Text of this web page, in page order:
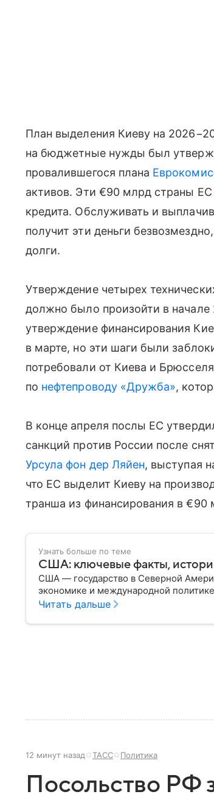
План выделения Киеву на
на бюджетные нужды был
провалившегося плана
активов. Эти €90 млрд страны
кредита. Обслуживать и
получит эти деньги
долги.
Утверждение четырех
должно было произойти в начале
утверждение финансирования
в марте, но эти шаги были
потребовали от Киева и
по нефтепроводу «Дружба»,
В конце апреля послы ЕС
санкций против России после
Урсула фон дер Ляйен, выступая
что ЕС выделит Киеву на
транша из финансирования в €90
Узнать больше по теме
США: ключевые факты,
США — государство в Северной
экономике и международной
Читать дальше
12 минут назад ТАСС Политика
Посольство РФ